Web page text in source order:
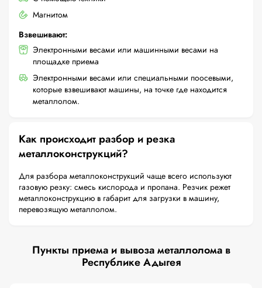
Магнитом
Взвешивают:
Электронными весами или машинными весами на
площадке приема
Электронными весами или специальными поосевыми,
которые взвешивают машины, на точке где находится
металлолом.
Как происходит разбор и резка
металлоконструкций?
Для разбора металлоконструкций чаще всего используют
газовую резку: смесь кислорода и пропана. Резчик режет
металлоконструкцию в габарит для загрузки в машину,
перевозящую металлолом.
Пункты приема и вывоза металлолома в
Республике Адыгея